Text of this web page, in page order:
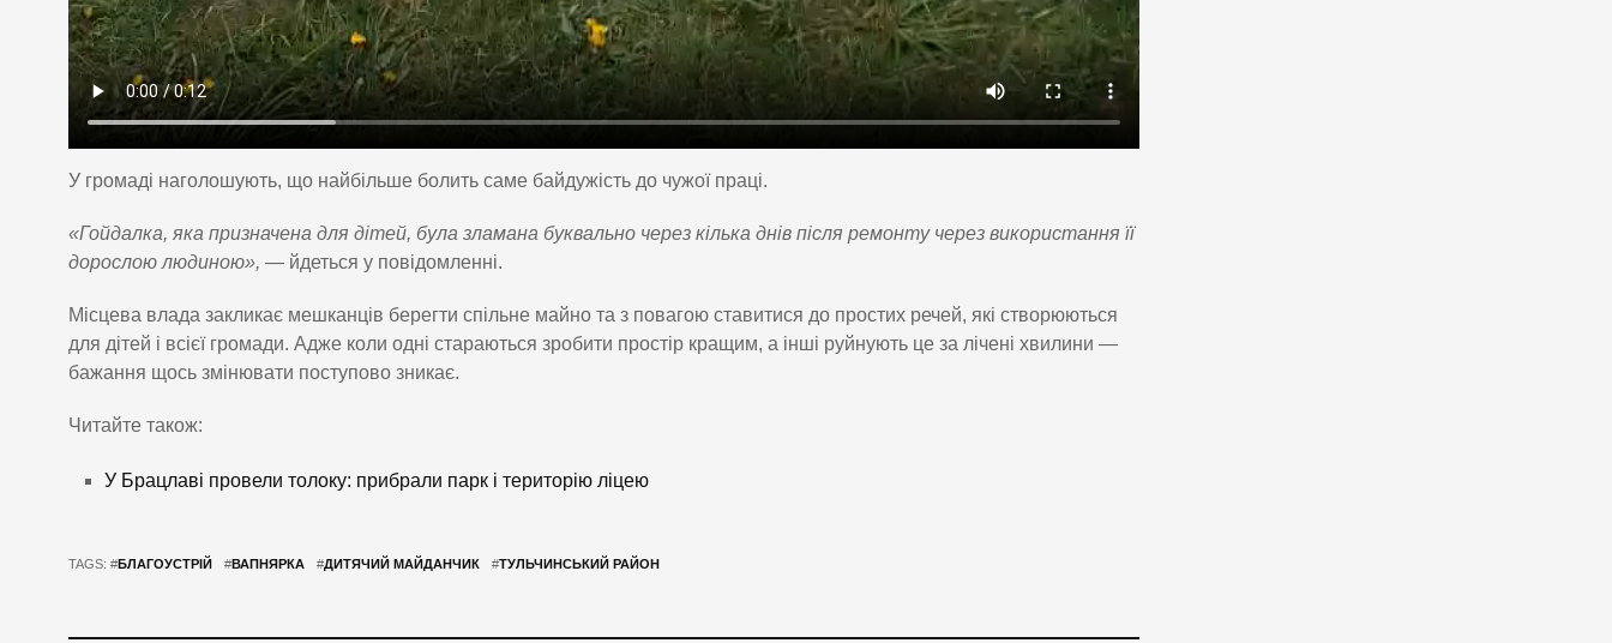
У громаді наголошують, що найбільше болить саме байдужість до чужої праці.
«Гойдалка, яка призначена для дітей, була зламана буквально через кілька днів після ремонту через використання її
дорослою людиною», — йдеться у повідомленні.
Місцева влада закликає мешканців берегти спільне майно та з повагою ставитися до простих речей, які створюються
для дітей і всієї громади. Адже коли одні стараються зробити простір кращим, а інші руйнують це за лічені хвилини —
бажання щось змінювати поступово зникає.
Читайте також:
У Брацлаві провели толоку: прибрали парк і територію ліцею
TAGS: #БЛАГОУСТРІЙ #ВАПНЯРКА #ДИТЯЧИЙ МАЙДАНЧИК #ТУЛЬЧИНСЬКИЙ РАЙОН